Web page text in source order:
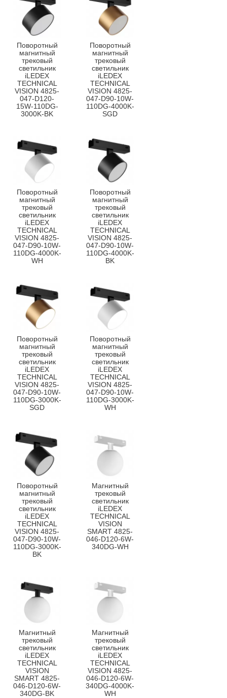
Поворотный
магнитный
трековый
светильник
iLEDEX
TECHNICAL
VISION 4825-
047-D120-
15W-110DG-
3000K-BK
Поворотный
магнитный
трековый
светильник
iLEDEX
TECHNICAL
VISION 4825-
047-D90-10W-
110DG-4000K-
SGD
Поворотный
магнитный
трековый
светильник
iLEDEX
TECHNICAL
VISION 4825-
047-D90-10W-
110DG-4000K-
WH
Поворотный
магнитный
трековый
светильник
iLEDEX
TECHNICAL
VISION 4825-
047-D90-10W-
110DG-4000K-
BK
Поворотный
магнитный
трековый
светильник
iLEDEX
TECHNICAL
VISION 4825-
047-D90-10W-
110DG-3000K-
SGD
Поворотный
магнитный
трековый
светильник
iLEDEX
TECHNICAL
VISION 4825-
047-D90-10W-
110DG-3000K-
WH
Поворотный
магнитный
трековый
светильник
iLEDEX
TECHNICAL
VISION 4825-
047-D90-10W-
110DG-3000K-
BK
Магнитный
трековый
светильник
iLEDEX
TECHNICAL
VISION
SMART 4825-
046-D120-6W-
340DG-WH
Магнитный
трековый
светильник
iLEDEX
TECHNICAL
VISION
SMART 4825-
046-D120-6W-
340DG-BK
Магнитный
трековый
светильник
iLEDEX
TECHNICAL
VISION 4825-
046-D120-6W-
340DG-4000K-
WH